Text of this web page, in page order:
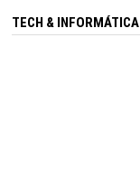
TECH & INFORMÁTICA